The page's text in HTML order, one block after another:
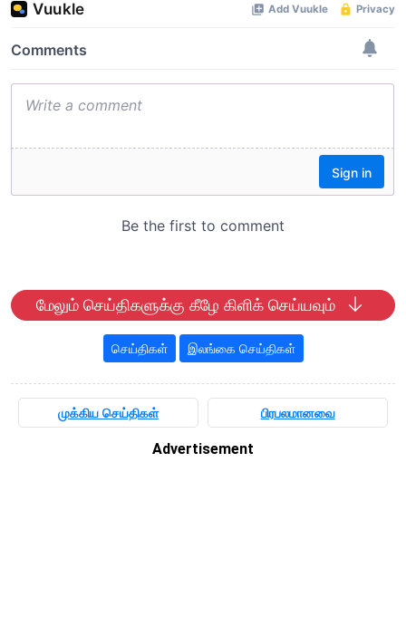
மேலும் செய்திகளுக்கு கீழே கிளிக் செய்யவும்
செய்திகள் இலங்கை செய்திகள்
முக்கிய செய்திகள் பிரபலமானவை
Advertisement